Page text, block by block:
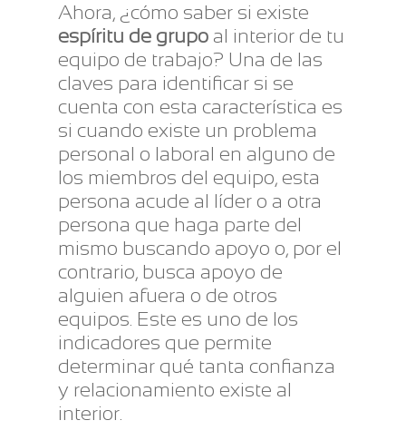
Ahora, ¿cómo saber si existe
espíritu de grupo al interior de tu
equipo de trabajo? Una de las
claves para identificar si se
cuenta con esta característica es
si cuando existe un problema
personal o laboral en alguno de
los miembros del equipo, esta
persona acude al líder o a otra
persona que haga parte del
mismo buscando apoyo o, por el
contrario, busca apoyo de
alguien afuera o de otros
equipos. Este es uno de los
indicadores que permite
determinar qué tanta confianza
y relacionamiento existe al
interior.